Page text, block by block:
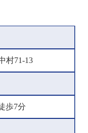
村71-13
歩7分